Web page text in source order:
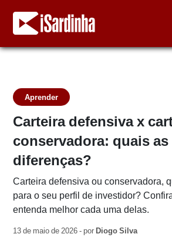
Aprender
Carteira defensiva x
conservadora: quais as
diferenças?
Carteira defensiva ou conservadora,
para o seu perfil de investidor?
entenda melhor cada uma delas.
13 de maio de 2026 - por Diogo Silva